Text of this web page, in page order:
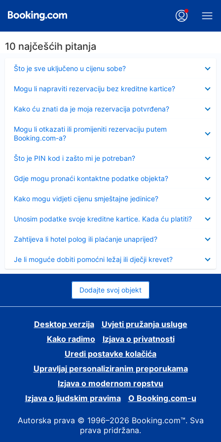
10 najčešćih pitanja
Što je sve uključeno u cijenu sobe?
Sažeto
Mogu li napraviti rezervaciju bez kreditne kartice?
Kako ću znati da je moja rezervacija potvrđena?
Mogu li otkazati ili promijeniti rezervaciju putem
Booking.com-a?
Što je PIN kod i zašto mi je potreban?
Sažeto
Gdje mogu pronaći kontaktne podatke objekta?
Kako mogu vidjeti cijenu smještajne jedinice?
Unosim podatke svoje kreditne kartice. Kada ću platiti?
Zahtijeva li hotel polog ili plaćanje unaprijed?
Je li moguće dobiti pomoćni ležaj ili dječji krevet?
Dodajte svoj objekt
Desktop verzija
Uvjeti pružanja usluge
Kako radimo
Izjava o privatnosti
Uredi postavke kolačića
Upravljaj personaliziranim preporukama
Izjava o modernom ropstvu
Izjava o ljudskim pravima
O Booking.com-u
Autorska prava © 1996–2026 Booking.com™. Sva
prava pridržana.